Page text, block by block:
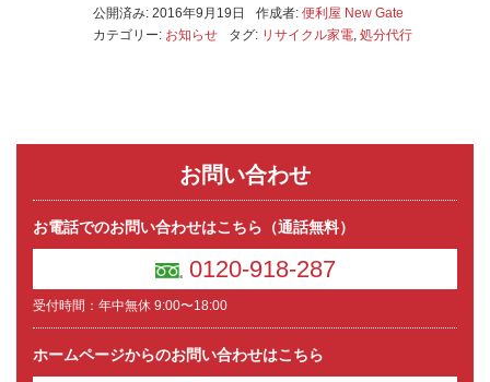
公開済み: 2016年9月19日 作成者: 便利屋 New Gate
カテゴリー: お知らせ タグ: リサイクル家電, 処分代行
お問い合わせ
お電話でのお問い合わせはこちら（通話無料）
0120-918-287
受付時間：年中無休 9:00〜18:00
ホームページからのお問い合わせはこちら